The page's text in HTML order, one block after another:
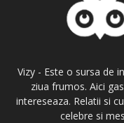
Vizy - Este o sursa de
ziua frumos. Aici
intereseaza. Relatii si
celebre si